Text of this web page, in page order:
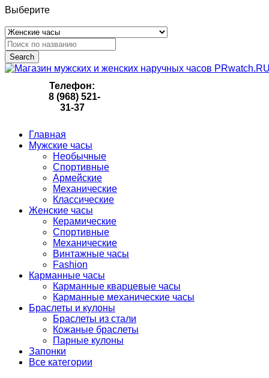
Выберите
Search
Телефон:
8 (968) 521-
31-37
Главная
Мужские часы
Необычные
Спортивные
Армейские
Механические
Классические
Женские часы
Керамические
Спортивные
Механические
Винтажные часы
Fashion
Карманные часы
Карманные кварцевые часы
Карманные механические часы
Браслеты и кулоны
Браслеты из стали
Кожаные браслеты
Парные кулоны
Запонки
Все категории